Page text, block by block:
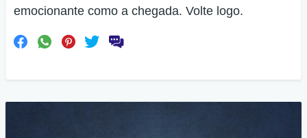
emocionante como a chegada. Volte logo.